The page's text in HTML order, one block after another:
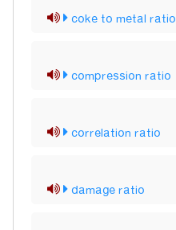
coke to metal ratio
compression ratio
correlation ratio
damage ratio